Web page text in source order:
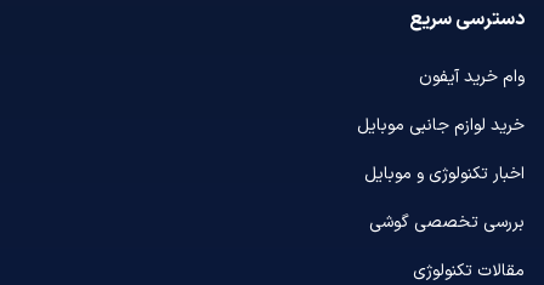
دسترسی سریع
وام خرید آیفون
خرید لوازم جانبی موبایل
اخبار تکنولوژی و موبایل
بررسی تخصصی گوشی
مقالات تکنولوژی